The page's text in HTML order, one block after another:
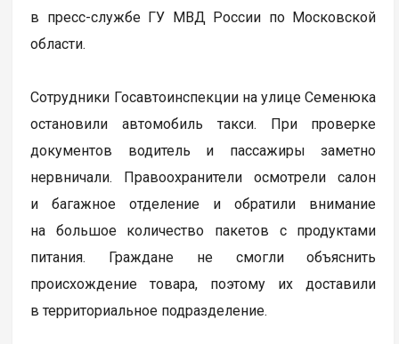
в пресс-службе ГУ МВД России по Московской
области.
Сотрудники Госавтоинспекции на улице Семенюка
остановили автомобиль такси. При проверке
документов водитель и пассажиры заметно
нервничали. Правоохранители осмотрели салон
и багажное отделение и обратили внимание
на большое количество пакетов с продуктами
питания. Граждане не смогли объяснить
происхождение товара, поэтому их доставили
в территориальное подразделение.